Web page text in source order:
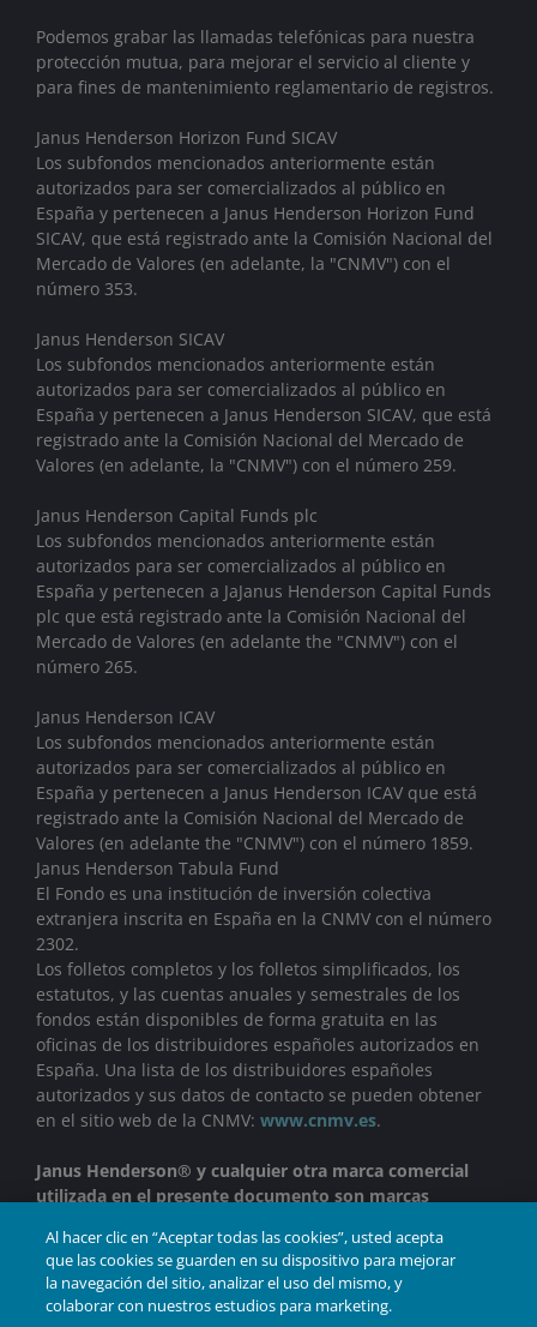
Podemos grabar las llamadas telefónicas para nuestra
protección mutua, para mejorar el servicio al cliente y
para fines de mantenimiento reglamentario de registros.
Janus Henderson Horizon Fund SICAV
Los subfondos mencionados anteriormente están
autorizados para ser comercializados al público en
España y pertenecen a Janus Henderson Horizon Fund
SICAV, que está registrado ante la Comisión Nacional del
Mercado de Valores (en adelante, la "CNMV") con el
número 353.
Janus Henderson SICAV
Los subfondos mencionados anteriormente están
autorizados para ser comercializados al público en
España y pertenecen a Janus Henderson SICAV, que está
registrado ante la Comisión Nacional del Mercado de
Valores (en adelante, la "CNMV") con el número 259.
Janus Henderson Capital Funds plc
Los subfondos mencionados anteriormente están
autorizados para ser comercializados al público en
España y pertenecen a JaJanus Henderson Capital Funds
plc que está registrado ante la Comisión Nacional del
Mercado de Valores (en adelante the "CNMV") con el
número 265.
Janus Henderson ICAV
Los subfondos mencionados anteriormente están
autorizados para ser comercializados al público en
España y pertenecen a Janus Henderson ICAV que está
registrado ante la Comisión Nacional del Mercado de
Valores (en adelante the "CNMV") con el número 1859.
Janus Henderson Tabula Fund
El Fondo es una institución de inversión colectiva
extranjera inscrita en España en la CNMV con el número
2302.
Los folletos completos y los folletos simplificados, los
estatutos, y las cuentas anuales y semestrales de los
fondos están disponibles de forma gratuita en las
oficinas de los distribuidores españoles autorizados en
España. Una lista de los distribuidores españoles
autorizados y sus datos de contacto se pueden obtener
en el sitio web de la CNMV: www.cnmv.es.
Janus Henderson® y cualquier otra marca comercial
utilizada en el presente documento son marcas
sus filiales. © Janus Henderson Group Ltd.
INVERTIRJUNTOS
Al hacer clic en “Aceptar todas las cookies”, usted acepta
que las cookies se guarden en su dispositivo para mejorar
la navegación del sitio, analizar el uso del mismo, y
colaborar con nuestros estudios para marketing.